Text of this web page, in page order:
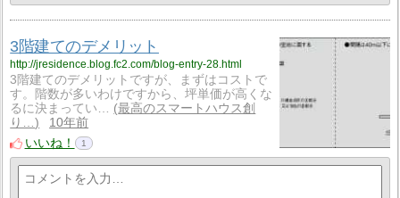
3階建てのデメリット
http://jresidence.blog.fc2.com/blog-entry-28.html
3階建てのデメリットですが、まずはコストで
す。階数が多いわけですから、坪単価が高くな
るに決まってい…
最高のスマートハウス創
り…
10年前
いいね！
1